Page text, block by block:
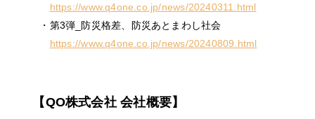
https://www.q4one.co.jp/news/20240311.html
・第3弾_防災格差、防災あとまわし社会
https://www.q4one.co.jp/news/20240809.html
【QO株式会社 会社概要】